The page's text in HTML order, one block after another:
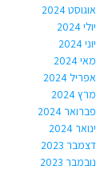
אוגוסט 2024
יולי 2024
יוני 2024
מאי 2024
אפריל 2024
מרץ 2024
פברואר 2024
ינואר 2024
דצמבר 2023
נובמבר 2023